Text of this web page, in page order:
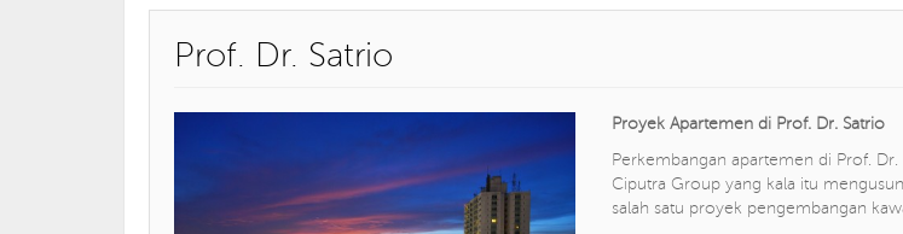
Prof. Dr. Satrio
Proyek Apartemen di Prof. Dr. Satrio
Perkembangan apartemen di Prof.
Ciputra Group yang kala itu
salah satu proyek pengembangan